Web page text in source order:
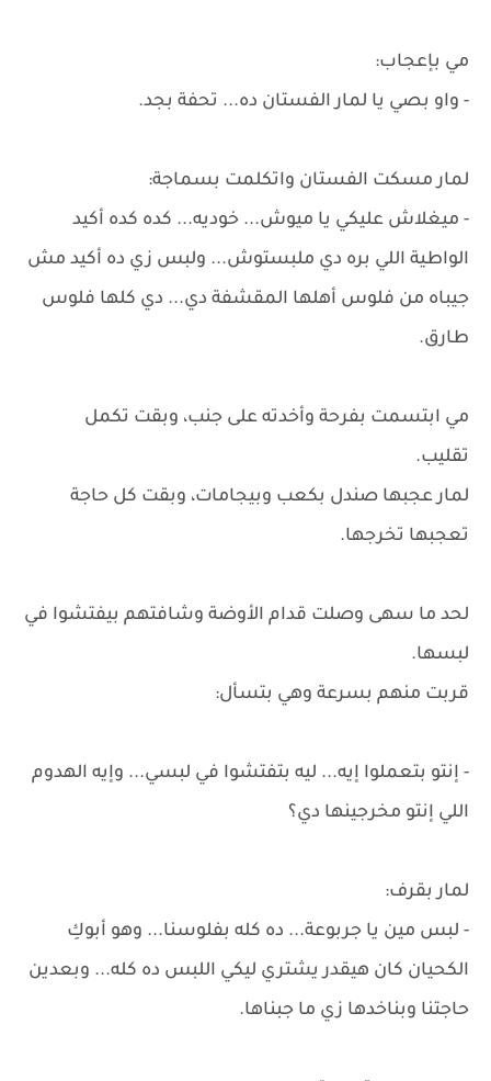
مي بإعجاب:
- واو بصي يا لمار الفستان ده... تحفة بجد.
لمار مسكت الفستان واتكلمت بسماجة:
- ميغلاش عليكي يا ميوش... خوديه... كده كده أكيد
الواطية اللي بره دي ملبستوش... ولبس زي ده أكيد مش
جيباه من فلوس أهلها المقشفة دي... دي كلها فلوس
طارق.
مي ابتسمت بفرحة وأخدته على جنب، وبقت تكمل
تقليب.
لمار عجبها صندل بكعب وبيجامات، وبقت كل حاجة
تعجبها تخرجها.
لحد ما سهى وصلت قدام الأوضة وشافتهم بيفتشوا في
لبسها.
قربت منهم بسرعة وهي بتسأل:
- إنتو بتعملوا إيه... ليه بتفتشوا في لبسي... وإيه الهدوم
اللي إنتو مخرجينها دي؟
لمار بقرف:
- لبس مين يا جربوعة... ده كله بفلوسنا... وهو أبوكِ
الكحيان كان هيقدر يشتري ليكي اللبس ده كله... وبعدين
حاجتنا وبناخدها زي ما جبناها.